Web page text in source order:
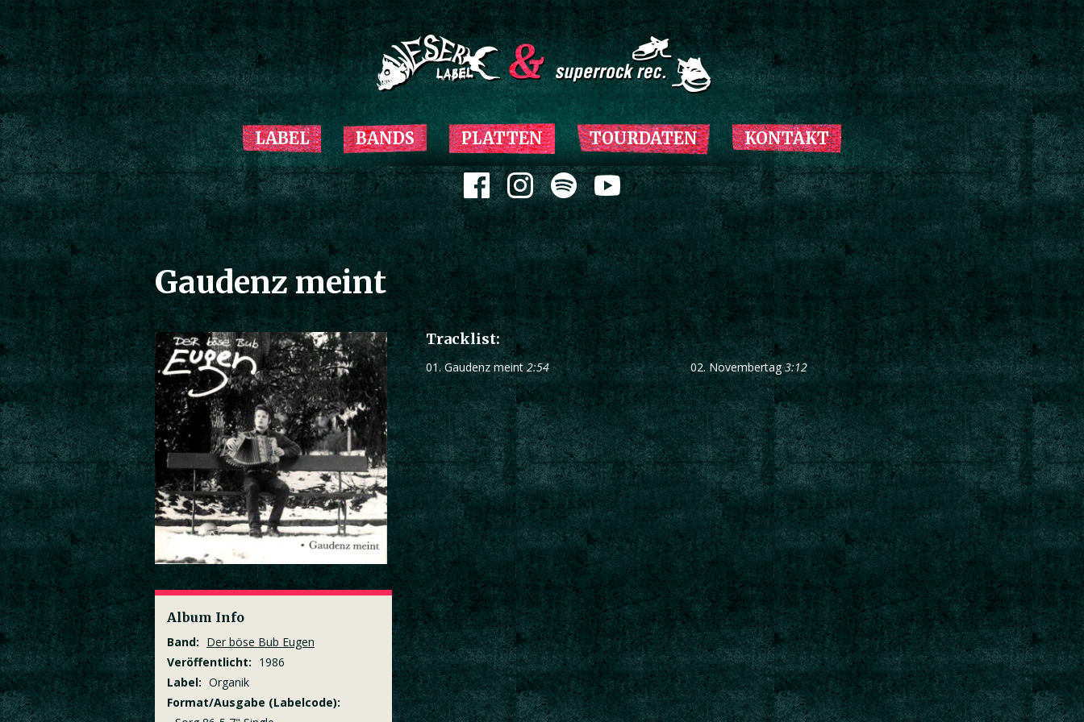
Zum Inhalt springen
LABEL BANDS PLATTEN TOURDATEN KONTAKT
Zum Inhalt springen
Gaudenz meint
Album Info
Band: Der böse Bub Eugen
Veröffentlicht: 1986
Label: Organik
Format/Ausgabe (Labelcode):
Tracklist:
01. Gaudenz meint 2:54 02. Novembertag 3:12